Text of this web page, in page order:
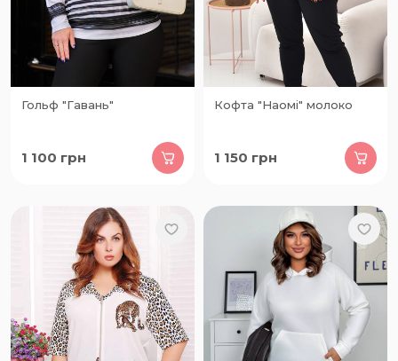
Гольф "Гавань"
1 100 грн
Кофта "Наомі" молоко
1 150 грн